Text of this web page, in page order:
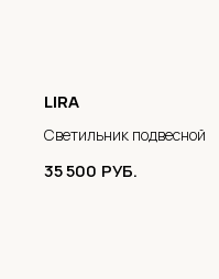
LIRA
Светильник подвесной
35 500 РУБ.